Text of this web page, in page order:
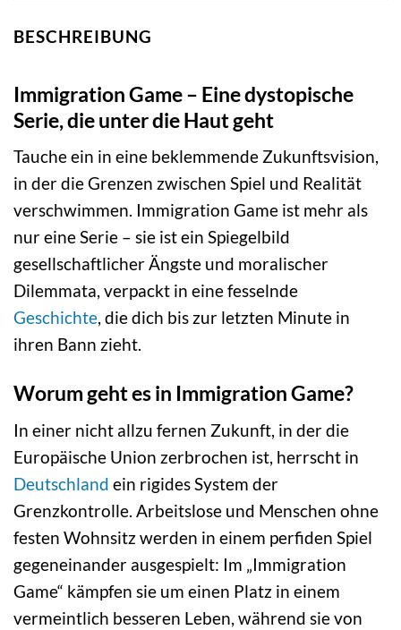
BESCHREIBUNG
Immigration Game – Eine dystopische
Serie, die unter die Haut geht
Tauche ein in eine beklemmende Zukunftsvision,
in der die Grenzen zwischen Spiel und Realität
verschwimmen. Immigration Game ist mehr als
nur eine Serie – sie ist ein Spiegelbild
gesellschaftlicher Ängste und moralischer
Dilemmata, verpackt in eine fesselnde
Geschichte, die dich bis zur letzten Minute in
ihren Bann zieht.
Worum geht es in Immigration Game?
In einer nicht allzu fernen Zukunft, in der die
Europäische Union zerbrochen ist, herrscht in
Deutschland ein rigides System der
Grenzkontrolle. Arbeitslose und Menschen ohne
festen Wohnsitz werden in einem perfiden Spiel
gegeneinander ausgespielt: Im „Immigration
Game“ kämpfen sie um einen Platz in einem
vermeintlich besseren Leben, während sie von